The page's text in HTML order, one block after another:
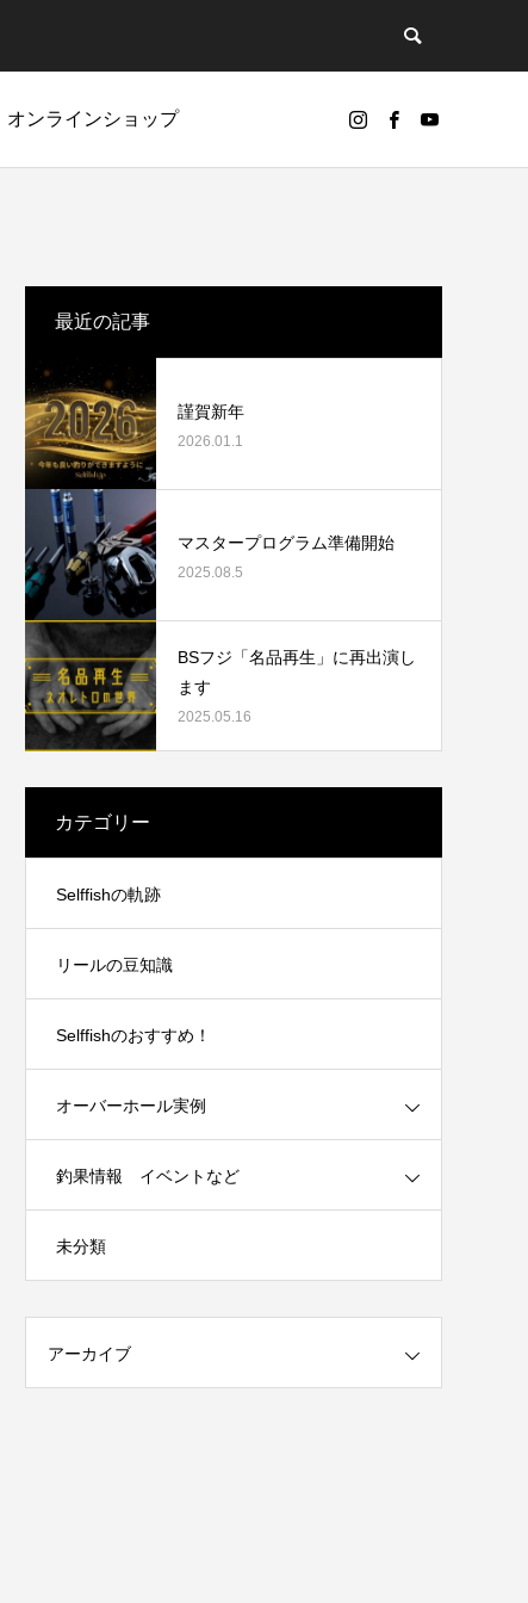
オンラインショップ
カスタムパーツ
ベアリング（Selffishオリジナル）
ギアノイズ（ゴリ感）について
2023.09.19
グチ
ール
陣）開
謹賀新年 2025年はチームを作ります！
最近の記事
謹賀新年
2026.01.1
マスタープログラム準備開始
2025.08.5
BSフジ「名品再生」に再出演し
ます
2025.05.16
カテゴリー
Selffishの軌跡
リールの豆知識
Selffishのおすすめ！
オーバーホール実例
釣果情報 イベントなど
未分類
アーカイブ